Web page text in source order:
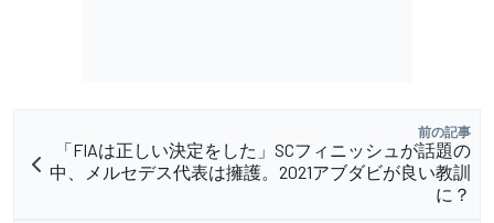
前の記事
「FIAは正しい決定をした」SCフィニッシュが話題の
中、メルセデス代表は擁護。2021アブダビが良い教訓
に？